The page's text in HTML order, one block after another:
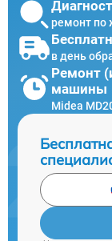
ремонт по
в день
Ремонт
машины
Midea